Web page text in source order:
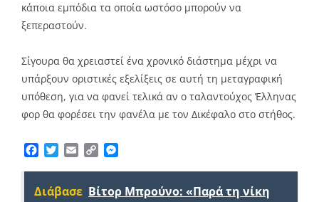
κάποια εμπόδια τα οποία ωστόσο μπορούν να
ξεπεραστούν.
Σίγουρα θα χρειαστεί ένα χρονικό διάστημα μέχρι να
υπάρξουν οριστικές εξελίξεις σε αυτή τη μεταγραφική
υπόθεση, για να φανεί τελικά αν ο ταλαντούχος Έλληνας
φορ θα φορέσει την φανέλα με τον Δικέφαλο στο στήθος.
Facebook
TwitterEmailCopy
Διάβασε Βίτορ Μπρούνο: «Παρά τη νίκη